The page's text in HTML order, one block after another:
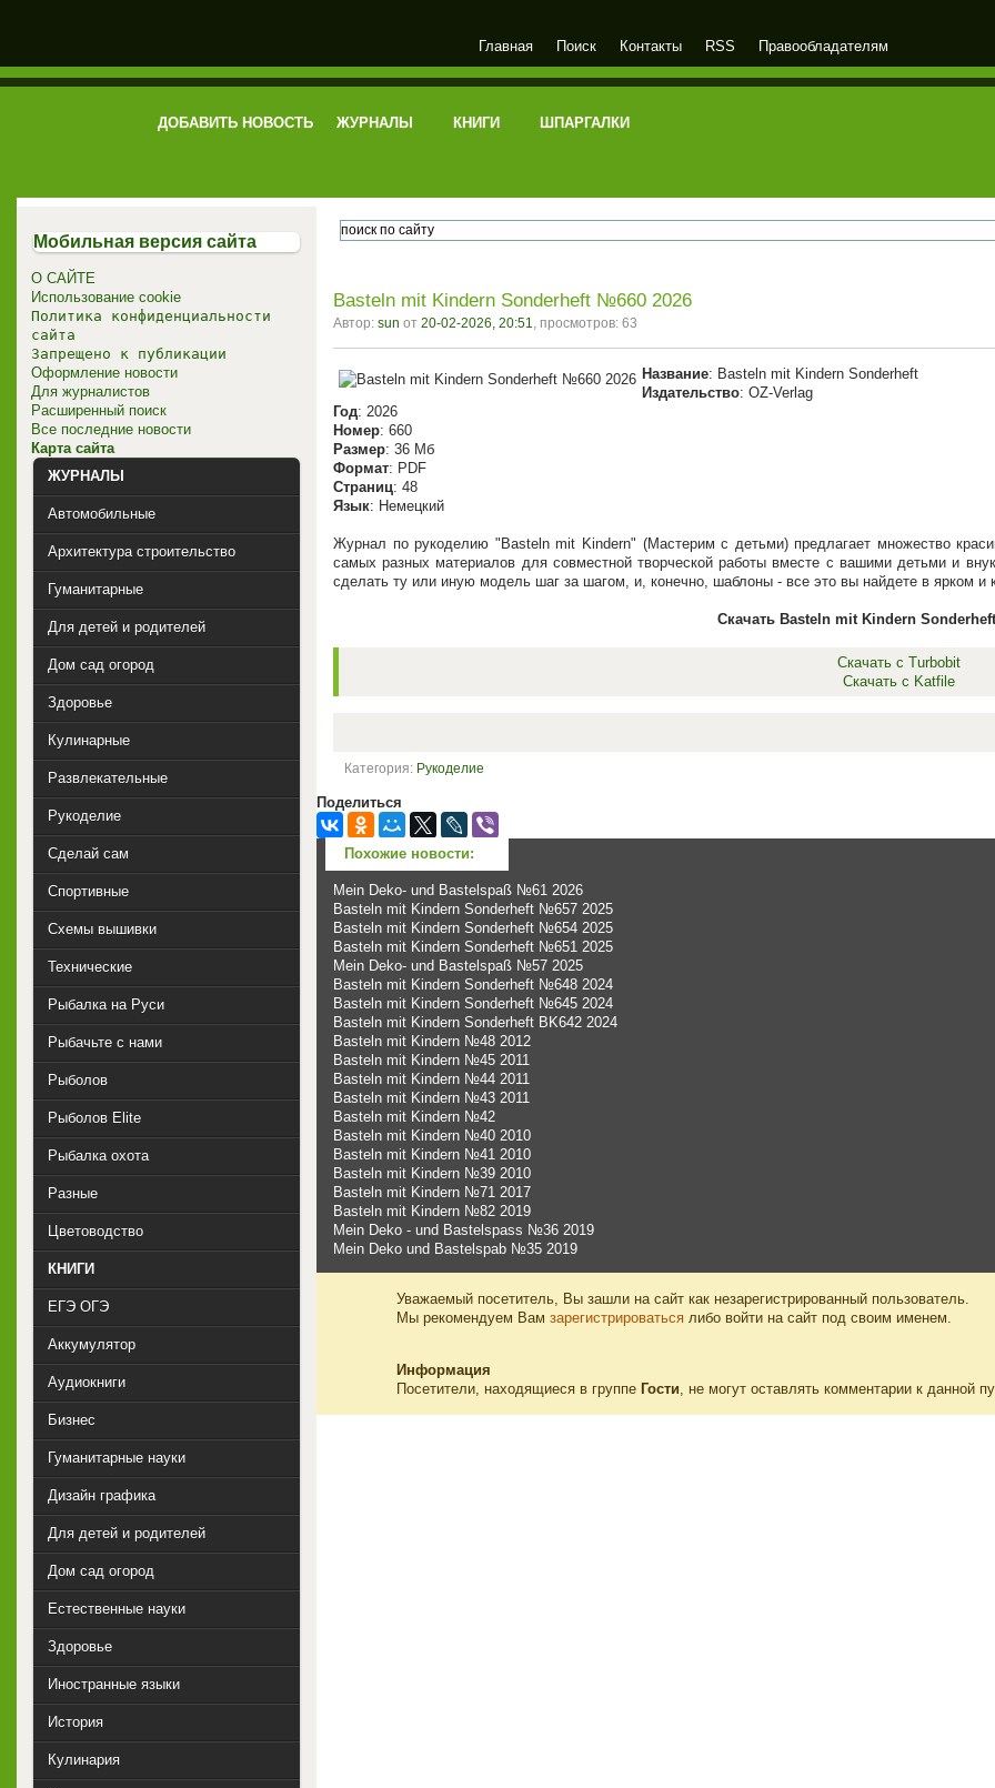
электронная библиотека
Главная Поиск Контакты RSS Правообладателям
ДОБАВИТЬ НОВОСТЬ ЖУРНАЛЫ КНИГИ ШПАРГАЛКИ
Basteln mit Kindern Sonderheft №660 2026
Автор: sun от 20-02-2026, 20:51, просмотров: 63
Название: Basteln mit Kindern Sonderheft
Издательство: OZ-Verlag
Год: 2026
Номер: 660
Размер: 36 Мб
Формат: PDF
Страниц: 48
Язык: Немецкий
Журнал по рукоделию "Basteln mit Kindern" (Мастерим с детьми) предлагает множество
самых разных материалов для совместной творческой работы вместе с вашими детьми и
сделать ту или иную модель шаг за шагом, и, конечно, шаблоны - все это вы найдете в ярком и
Скачать Basteln mit Kindern
Скачать с Turbobit
Скачать с Katfile
Категория: Рукоделие
Поделиться
Похожие новости:
Mein Deko- und Bastelspaß №61 2026
Basteln mit Kindern Sonderheft №657 2025
Basteln mit Kindern Sonderheft №654 2025
Basteln mit Kindern Sonderheft №651 2025
Mein Deko- und Bastelspaß №57 2025
Basteln mit Kindern Sonderheft №648 2024
Basteln mit Kindern Sonderheft №645 2024
Basteln mit Kindern Sonderheft BK642 2024
Basteln mit Kindern №48 2012
Basteln mit Kindern №45 2011
Basteln mit Kindern №44 2011
Basteln mit Kindern №43 2011
Basteln mit Kindern №42
Basteln mit Kindern №40 2010
Basteln mit Kindern №41 2010
Basteln mit Kindern №39 2010
Basteln mit Kindern №71 2017
Basteln mit Kindern №82 2019
Mein Deko - und Bastelspass №36 2019
Mein Deko und Bastelspab №35 2019
Уважаемый посетитель, Вы зашли на сайт как незарегистрированный пользователь.
Мы рекомендуем Вам зарегистрироваться либо войти на сайт под своим именем.
Информация
Посетители, находящиеся в группе Гости , не могут оставлять комментарии к данной
Мобильная версия сайта
О САЙТЕ
Использование cookie
Политика конфиденциальности
сайта
Запрещено к публикации
Оформление новости
Для журналистов
Расширенный поиск
Все последние новости
Карта сайта
ЖУРНАЛЫ
Автомобильные
Архитектура строительство
Гуманитарные
Для детей и родителей
Дом сад огород
Здоровье
Кулинарные
Развлекательные
Рукоделие
Сделай сам
Спортивные
Схемы вышивки
Технические
Рыбалка на Руси
Рыбачьте с нами
Рыболов
Рыболов Elite
Рыбалка охота
Разные
Цветоводство
КНИГИ
ЕГЭ ОГЭ
Аккумулятор
Аудиокниги
Бизнес
Гуманитарные науки
Дизайн графика
Для детей и родителей
Дом сад огород
Естественные науки
Здоровье
Иностранные языки
История
Кулинария